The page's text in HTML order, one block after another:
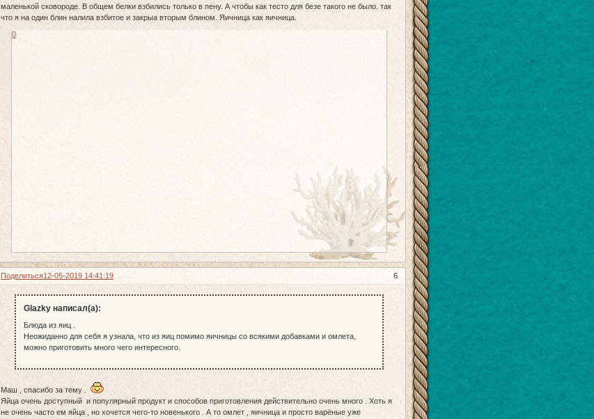
маленькой сковороде. В общем белки взбились только в пену. А чтобы как тесто для безе такого не было. так
что я на один блин налила взбитое и закрыа вторым блином. Яичница как яичница.
0
Поделиться 6
12-05-2019 14:41:19
Glazky написал(а):
Блюда из яиц .
Неожиданно для себя я узнала, что из яиц помимо яичницы со всякими добавками и омлета,
можно приготовить много чего интересного.
Маш , спасибо за тему .
Яйца очень доступный и популярный продукт и способов приготовления действительно очень много . Хоть я
не очень часто ем яйца , но хочется чего-то новенького . А то омлет , яичница и просто варёные уже